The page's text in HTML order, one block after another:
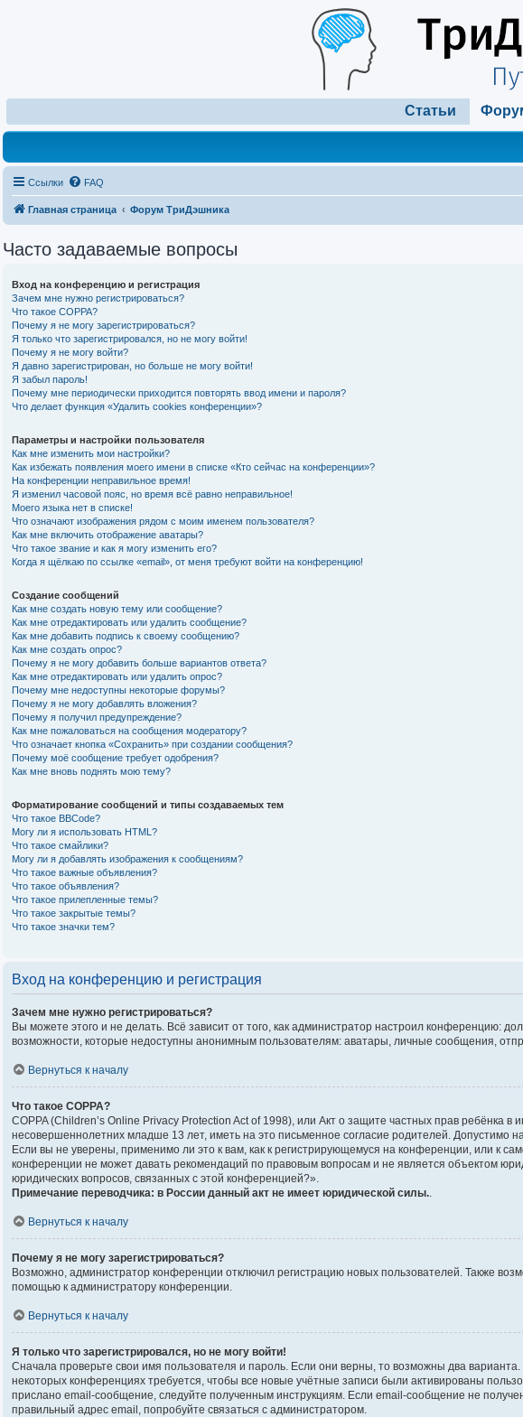
Статьи
Ссылки FAQ
Главная страница Форум ТриДэшника
Часто задаваемые вопросы
Вход на конференцию и регистрация
Зачем мне нужно регистрироваться?
Что такое COPPA?
Почему я не могу зарегистрироваться?
Я только что зарегистрировался, но не могу войти!
Почему я не могу войти?
Я давно зарегистрирован, но больше не могу войти!
Я забыл пароль!
Почему мне периодически приходится повторять ввод имени и пароля?
Что делает функция «Удалить cookies конференции»?
Параметры и настройки пользователя
Как мне изменить мои настройки?
Как избежать появления моего имени в списке «Кто сейчас на конференции»?
На конференции неправильное время!
Я изменил часовой пояс, но время всё равно неправильное!
Моего языка нет в списке!
Что означают изображения рядом с моим именем пользователя?
Как мне включить отображение аватары?
Что такое звание и как я могу изменить его?
Когда я щёлкаю по ссылке «email», от меня требуют войти на конференцию!
Создание сообщений
Как мне создать новую тему или сообщение?
Как мне отредактировать или удалить сообщение?
Как мне добавить подпись к своему сообщению?
Как мне создать опрос?
Почему я не могу добавить больше вариантов ответа?
Как мне отредактировать или удалить опрос?
Почему мне недоступны некоторые форумы?
Почему я не могу добавлять вложения?
Почему я получил предупреждение?
Как мне пожаловаться на сообщения модератору?
Что означает кнопка «Сохранить» при создании сообщения?
Почему моё сообщение требует одобрения?
Как мне вновь поднять мою тему?
Форматирование сообщений и типы создаваемых тем
Что такое BBCode?
Могу ли я использовать HTML?
Что такое смайлики?
Могу ли я добавлять изображения к сообщениям?
Что такое важные объявления?
Что такое объявления?
Что такое прилепленные темы?
Что такое закрытые темы?
Что такое значки тем?
Вход на конференцию и регистрация
Зачем мне нужно регистрироваться?
Вы можете этого и не делать. Всё зависит от того, как администратор настроил конференцию:
возможности, которые недоступны анонимным пользователям: аватары, личные сообщения,
Вернуться к началу
Что такое COPPA?
COPPA (Children’s Online Privacy Protection Act of 1998), или Акт о защите частных прав
несовершеннолетних младше 13 лет, иметь на это письменное согласие родителей.
Если вы не уверены, применимо ли это к вам, как к регистрирующемуся на конференции, или к
конференции не может давать рекомендаций по правовым вопросам и не является объектом
юридических вопросов, связанных с этой конференцией?».
Примечание переводчика: в России данный акт не имеет юридической силы..
Вернуться к началу
Почему я не могу зарегистрироваться?
Возможно, администратор конференции отключил регистрацию новых пользователей. Также
помощью к администратору конференции.
Вернуться к началу
Я только что зарегистрировался, но не могу войти!
Сначала проверьте свои имя пользователя и пароль. Если они верны, то возможны два
некоторых конференциях требуется, чтобы все новые учётные записи были активированы
прислано email-сообщение, следуйте полученным инструкциям. Если email-сообщение не
правильный адрес email, попробуйте связаться с администратором.